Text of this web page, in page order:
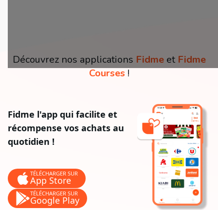
Découvrez nos applications Fidme et Fidme
Courses !
Fidme l'app qui facilite et
récompense vos achats au
quotidien !
TÉLÉCHARGER SUR
App Store
TÉLÉCHARGER SUR
Google Play